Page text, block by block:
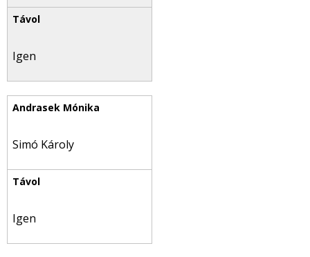
Igen
Simó Károly
Igen